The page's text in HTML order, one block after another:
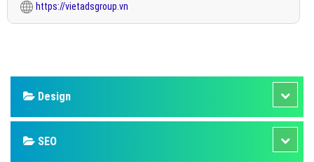
https://vietadsgroup.vn
Design
SEO